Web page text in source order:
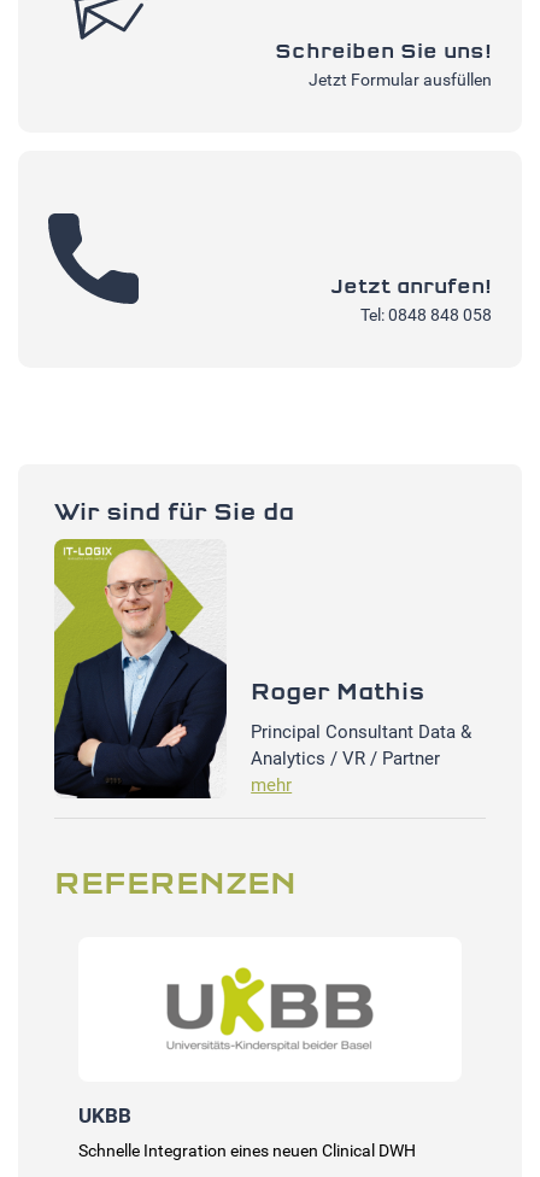
Schreiben Sie uns!
Jetzt Formular ausfüllen
Jetzt anrufen!
Tel: 0848 848 058
Wir sind für Sie da
Roger Mathis
Principal Consultant Data &
Analytics / VR / Partner
mehr
REFERENZEN
UKBB
Schnelle Integration eines neuen Clinical DWH